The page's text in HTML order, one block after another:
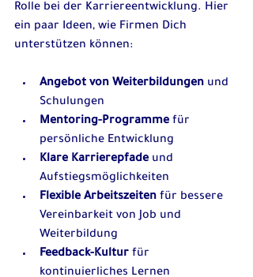
Rolle bei der Karriereentwicklung. Hier
ein paar Ideen, wie Firmen Dich
unterstützen können:
Angebot von Weiterbildungen und
Schulungen
Mentoring-Programme für
persönliche Entwicklung
Klare Karrierepfade und
Aufstiegsmöglichkeiten
Flexible Arbeitszeiten für bessere
Vereinbarkeit von Job und
Weiterbildung
Feedback-Kultur für
kontinuierliches Lernen